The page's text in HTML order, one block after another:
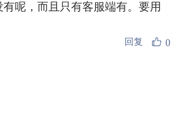
呢，而且只有客服端有。要用
回复 0